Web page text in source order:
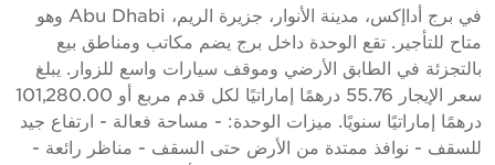
في برج أداإكس، مدينة الأنوار، جزيرة الريم، Abu Dhabi وهو
متاح للتأجير. تقع الوحدة داخل برج يضم مكاتب ومناطق بيع
بالتجزئة في الطابق الأرضي وموقف سيارات واسع للزوار. يبلغ
سعر الإيجار 55.76 درهمًا إماراتيًا لكل قدم مربع أو 101,280.00
درهمًا إماراتيًا سنويًا. ميزات الوحدة: - مساحة فعالة - ارتفاع جيد
للسقف - نوافذ ممتدة من الأرض حتى السقف - مناظر رائعة -